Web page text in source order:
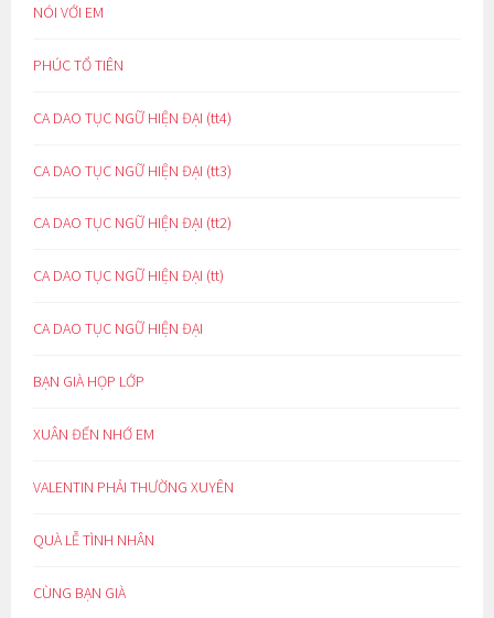
NÓI VỚI EM
PHÚC TỔ TIÊN
CA DAO TỤC NGỮ HIỆN ĐẠI (tt4)
CA DAO TỤC NGỮ HIỆN ĐẠI (tt3)
CA DAO TỤC NGỮ HIỆN ĐẠI (tt2)
CA DAO TỤC NGỮ HIỆN ĐẠI (tt)
CA DAO TỤC NGỮ HIỆN ĐẠI
BẠN GIÀ HỌP LỚP
XUÂN ĐẾN NHỚ EM
VALENTIN PHẢI THƯỜNG XUYÊN
QUÀ LỄ TÌNH NHÂN
CÙNG BẠN GIÀ